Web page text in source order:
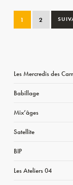
1 2
Les Mercredis des
Babillage
Mix’âges
Satellite
BIP
Les Ateliers 04